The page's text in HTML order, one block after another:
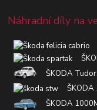
Náhradní díly na
ŠKODA
ŠKODA
ŠKODA